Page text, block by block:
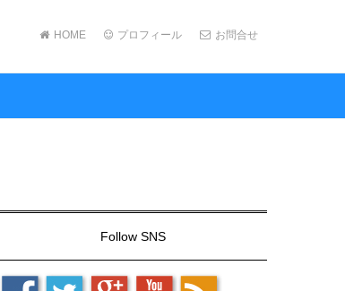
HOME プロフィール お問合せ
Follow SNS